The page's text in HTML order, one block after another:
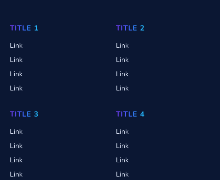
TITLE 1
Link
Link
Link
Link
TITLE 2
Link
Link
Link
Link
TITLE 3
Link
Link
Link
Link
TITLE 4
Link
Link
Link
Link